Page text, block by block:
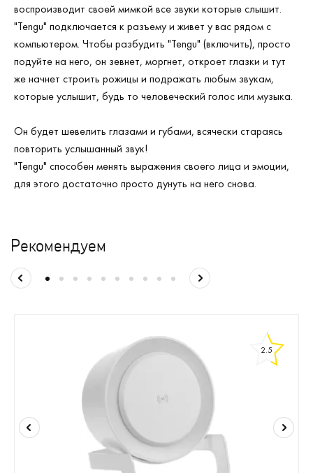
воспроизводит своей мимкой все звуки которые слышит.
"Tengu" подключается к разъему и живет у вас рядом с
компьютером. Чтобы разбудить "Tengu" (включить), просто
подуйте на него, он зевнет, моргнет, откроет глазки и тут
же начнет строить рожицы и подражать любым звукам,
которые услышит, будь то человеческий голос или музыка.
Он будет шевелить глазами и губами, всячески стараясь
повторить услышанный звук!
"Tengu" способен менять выражения своего лица и эмоции,
для этого достаточно просто дунуть на него снова.
Рекомендуем
2.5